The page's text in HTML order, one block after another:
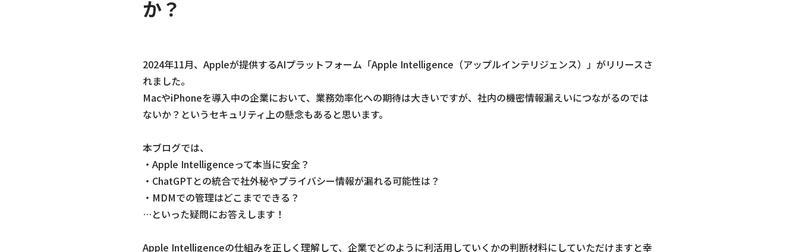
か？
2024年11月、Appleが提供するAIプラットフォーム「Apple Intelligence（アップルインテリジェンス）」がリリースさ
れました。
MacやiPhoneを導入中の企業において、業務効率化への期待は大きいですが、社内の機密情報漏えいにつながるのでは
ないか？というセキュリティ上の懸念もあると思います。
本ブログでは、
・Apple Intelligenceって本当に安全？
・ChatGPTとの統合で社外秘やプライバシー情報が漏れる可能性は？
・MDMでの管理はどこまでできる？
…といった疑問にお答えします！
Apple Intelligenceの仕組みを正しく理解して、企業でどのように利活用していくかの判断材料にしていただけますと幸